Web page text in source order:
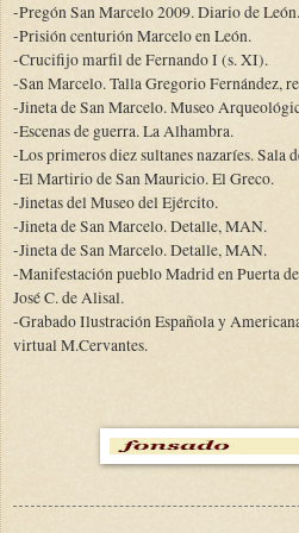
-Pregón San Marcelo 2009. Diario de León.
-Prisión centurión Marcelo en León.
-Crucifijo marfil de Fernando I (s. XI).
-San Marcelo. Talla Gregorio Fernández,
-Jineta de San Marcelo. Museo
-Escenas de guerra. La Alhambra.
-Los primeros diez sultanes nazaríes. Sala
-El Martirio de San Mauricio. El Greco.
-Jinetas del Museo del Ejército.
-Jineta de San Marcelo. Detalle, MAN.
-Jineta de San Marcelo. Detalle, MAN.
-Manifestación pueblo Madrid en Puerta
José C. de Alisal.
-Grabado Ilustración Española y
virtual M.Cervantes.